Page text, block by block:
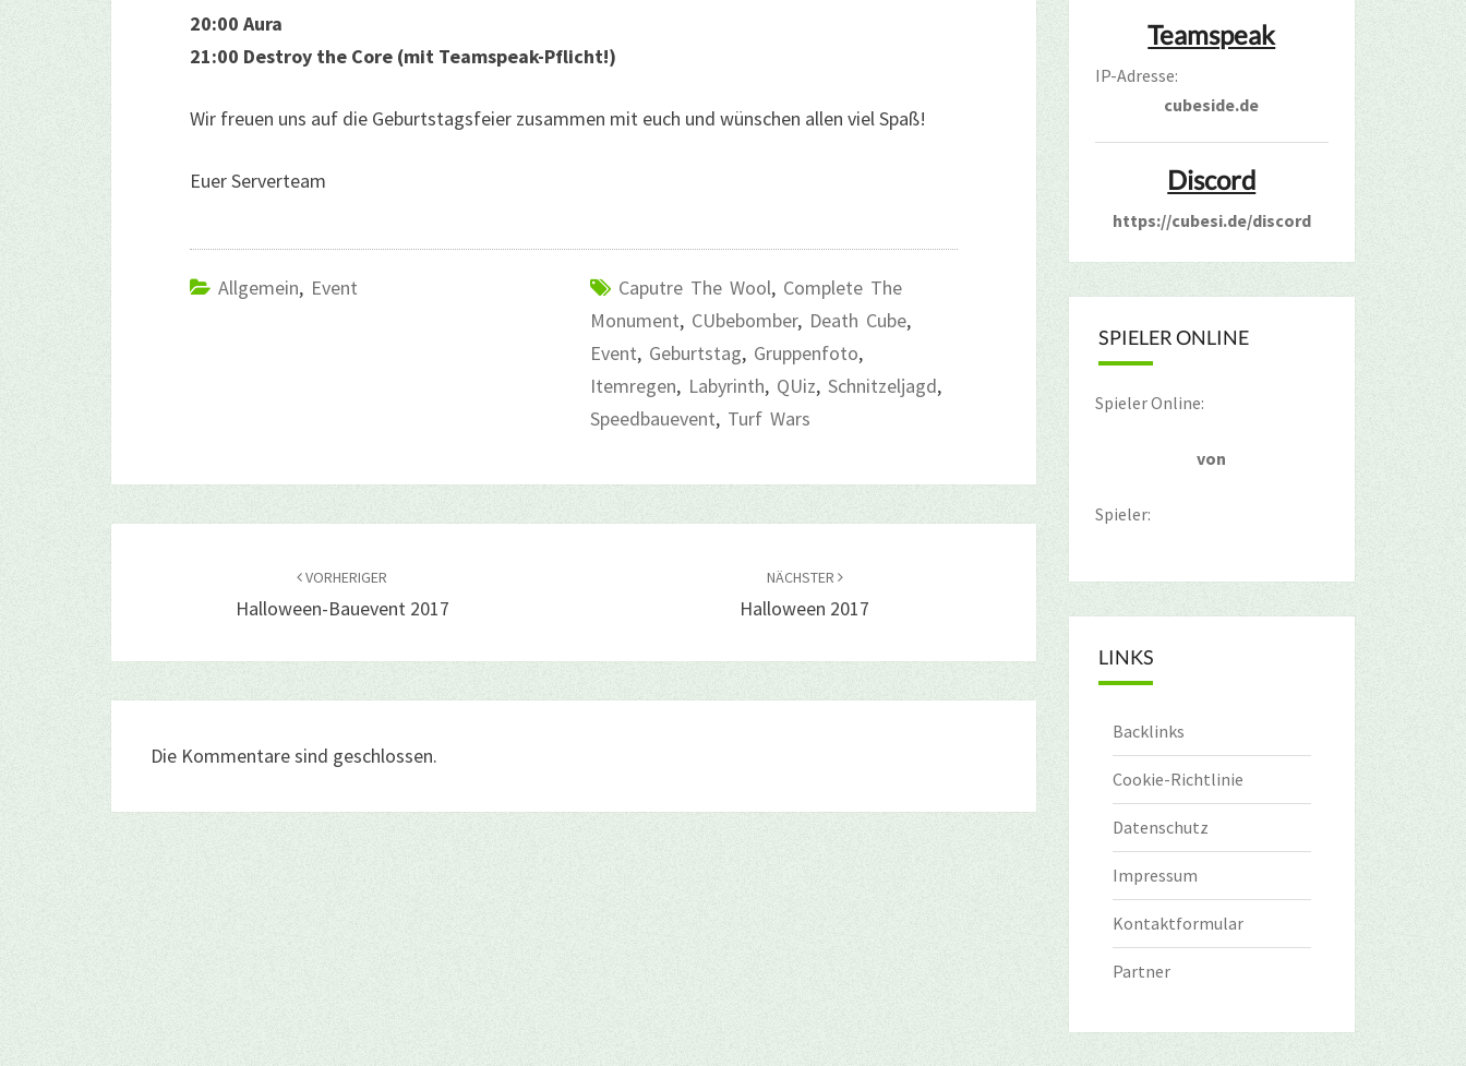
20:00 Aura
21:00 Destroy the Core (mit Teamspeak-Pflicht!)
Wir freuen uns auf die Geburtstagsfeier zusammen mit euch und wünschen allen viel Spaß!
Euer Serverteam
Allgemein, Event Caputre The Wool, Complete The
Monument, CUbebomber, Death Cube,
Event, Geburtstag, Gruppenfoto,
Itemregen, Labyrinth, QUiz, Schnitzeljagd,
Speedbauevent, Turf Wars
VORHERIGER
Halloween-Bauevent 2017
NÄCHSTER
Halloween 2017
Die Kommentare sind geschlossen.
Teamspeak
IP-Adresse:
cubeside.de
Discord
https://cubesi.de/discord
SPIELER ONLINE
Spieler Online:
von
Spieler:
LINKS
Backlinks
Cookie-Richtlinie
Datenschutz
Impressum
Kontaktformular
Partner